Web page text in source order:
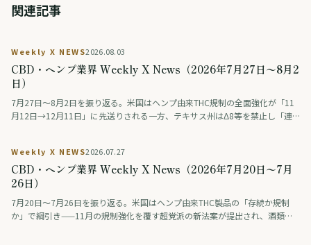
関連記事
Weekly X NEWS2026.08.03
CBD・ヘンプ業界 Weekly X News（2026年7月27日〜8月2
日）
7月27日〜8月2日を振り返る。米国はヘンプ由来THC規制の全面強化が「11
月12日→12月11日」に先送りされる一方、テキサス州はΔ8等を禁止し「連
大麻・ヘンプ入り食品の広告を規制。日本では薬物をめぐる議論番組の後編
が話題になった。
Weekly X NEWS2026.07.27
CBD・ヘンプ業界 Weekly X News（2026年7月20日〜7月
26日）
7月20日〜7月26日を振り返る。米国はヘンプ由来THC製品の「存続か規制
か」で綱引き——11月の規制強化を覆す超党派の新法案が提出され、酒類業